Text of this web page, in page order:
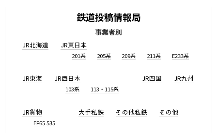
鉄道投稿情報局
事業者別
JR北海道 JR東日本
201系 205系 209系 211系 E233系
JR東海 JR西日本
103系 113・115系
JR四国 JR九州
JR貨物
EF65 535
大手私鉄 その他私鉄 その他